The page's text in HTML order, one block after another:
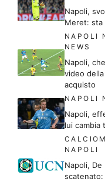
Napoli,
Meret: sta
NAPOLI
NEWS
Napoli,
video
acquisto
NAPOLI
Napoli,
lui cambia
NAPOLI
Napoli, De
scatenato: